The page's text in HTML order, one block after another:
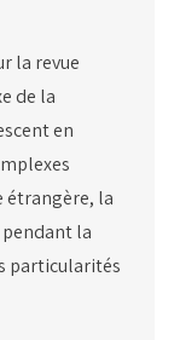
la revue
de la
en
étrangère, la
la
particularités